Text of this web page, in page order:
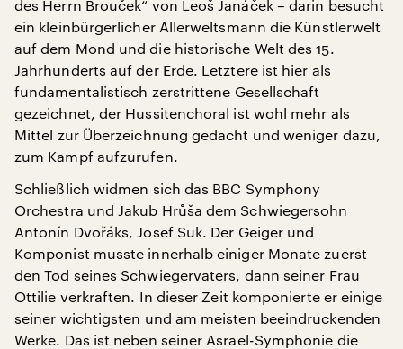
des Herrn Brouček“ von Leoš Janáček – darin besucht
ein kleinbürgerlicher Allerweltsmann die Künstlerwelt
auf dem Mond und die historische Welt des 15.
Jahrhunderts auf der Erde. Letztere ist hier als
fundamentalistisch zerstrittene Gesellschaft
gezeichnet, der Hussitenchoral ist wohl mehr als
Mittel zur Überzeichnung gedacht und weniger dazu,
zum Kampf aufzurufen.
Schließlich widmen sich das BBC Symphony
Orchestra und Jakub Hrůša dem Schwiegersohn
Antonín Dvořáks, Josef Suk. Der Geiger und
Komponist musste innerhalb einiger Monate zuerst
den Tod seines Schwiegervaters, dann seiner Frau
Ottilie verkraften. In dieser Zeit komponierte er einige
seiner wichtigsten und am meisten beeindruckenden
Werke. Das ist neben seiner Asrael-Symphonie die